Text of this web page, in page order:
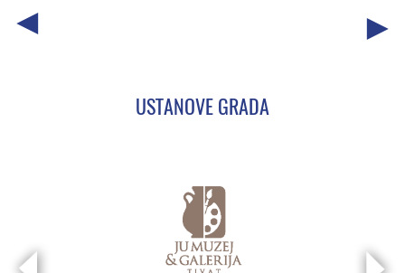
USTANOVE GRADA